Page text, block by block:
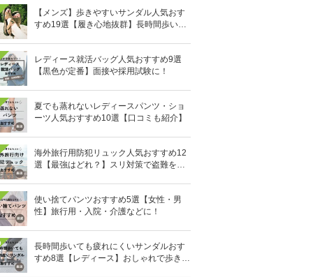
【メンズ】歩きやすいサンダル人気おす
すめ19選【履き心地抜群】長時間歩いて
レディース就活バッグ人気おすすめ9選
【黒色が定番】面接や採用試験に！
夏でも蒸れないレディースパンツ・ショ
ーツ人気おすすめ10選【口コミも紹介】
海外旅行用防犯リュック人気おすすめ12
選【最強はどれ？】スリ対策で盗難を防
使い捨てパンツおすすめ5選【女性・男
性】旅行用・入院・介護などに！
長時間歩いても疲れにくいサンダルおす
すめ8選【レディース】おしゃれで歩きや